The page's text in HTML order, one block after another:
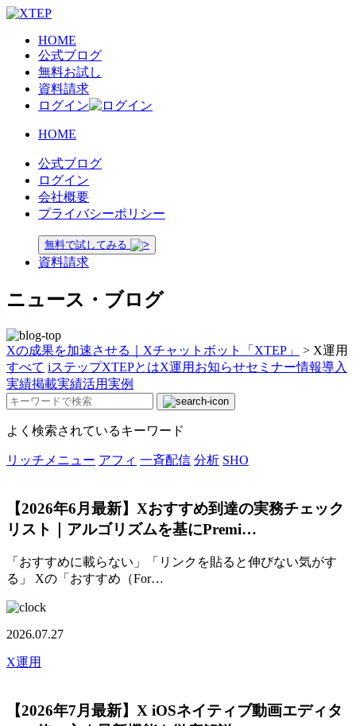
HOME
公式ブログ
無料お試し
資料請求
ログイン
HOME
公式ブログ
ログイン
会社概要
プライバシーポリシー
無料で試してみる
資料請求
ニュース・ブログ
Xの成果を加速させる｜Xチャットボット「XTEP」 > X運用
すべて iステップXTEPとはX運用 お知らせセミナー情報導入
実績掲載実績活用実例
よく検索されているキーワード
リッチメニュー アフィ 一斉配信 分析 SHO
【2026年6月最新】Xおすすめ到達の実務チェック
リスト｜アルゴリズムを基にPremi…
「おすすめに載らない」「リンクを貼ると伸びない気がす
る」 Xの「おすすめ（For…
2026.07.27
X運用
【2026年7月最新】X iOSネイティブ動画エディタ